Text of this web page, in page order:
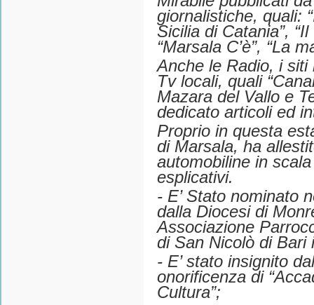
giornalistiche, quali:
Sicilia di Catania”,
“Marsala C’è”, “La
Anche le Radio, i siti
Tv locali, quali
Mazara del Vallo e
dedicato articoli ed
Proprio in questa
di Marsala, ha
automobiline in
esplicativi.
- E’ Stato nominato
dalla Diocesi di
Associazione
di San Nicolò di Bari
- E’ stato insignito
onorificenza di
Cultura”;